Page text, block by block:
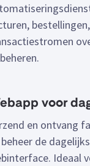
voor
en ontvang
de
Ideaal